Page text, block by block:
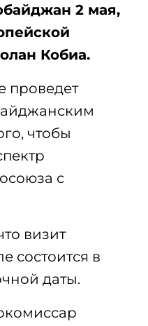
2 мая,
Кобиа.
проведет
чтобы
с
визит
состоится в
даты.